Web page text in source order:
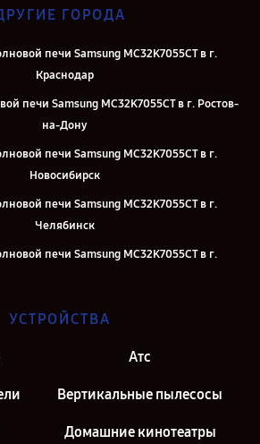
ГОРОДА
печи Samsung MC32K7055CT в г.
Краснодар
печи Samsung MC32K7055CT в г. Ростов-
на-Дону
печи Samsung MC32K7055CT в г.
Новосибирск
печи Samsung MC32K7055CT в г.
Челябинск
печи Samsung MC32K7055CT в г.
печи Samsung MC32K7055CT в г. Санкт-
УСТРОЙСТВА
Атс
Вертикальные пылесосы
Домашние кинотеатры